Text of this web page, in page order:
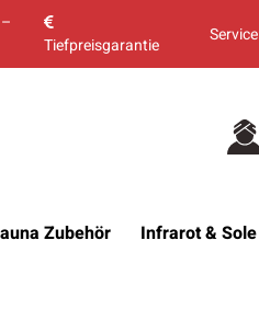
Tiefpreisgarantie
Service
Zubehör Infrarot & Sole